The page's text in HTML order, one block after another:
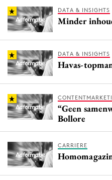
DATA & INSIGHTS
Minder
DATA & INSIGHTS
Havas-
“Geen
Bollore
CARRIERE